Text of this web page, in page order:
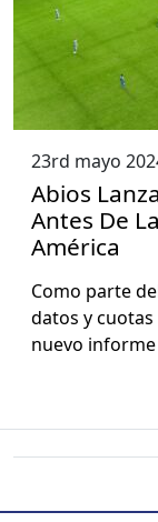
23rd mayo
Abios
Antes De
América
Como parte
datos y
nue­vo